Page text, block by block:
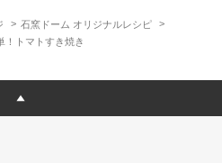
石窯ドーム オリジナルレシピ
！トマトすき焼き